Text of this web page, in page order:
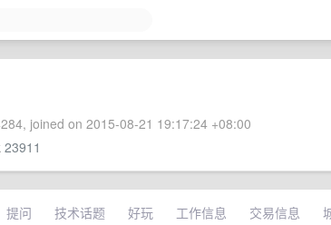
joined on 2015-08-21 19:17:24 +08:00
23911
提问 技术话题 好玩 工作信息 交易信息